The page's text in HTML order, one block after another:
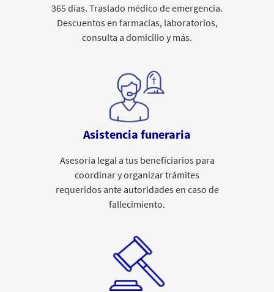
365 días. Traslado médico de emergencia.
Descuentos en farmacias, laboratorios,
consulta a domicilio y más.
Asistencia funeraria
Asesoría legal a tus beneficiarios para
coordinar y organizar trámites
requeridos ante autoridades en caso de
fallecimiento.